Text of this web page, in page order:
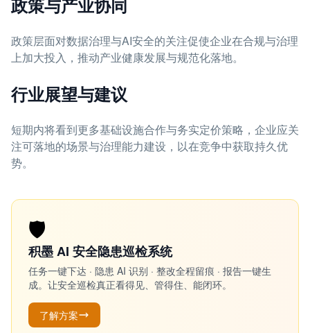
政策与产业协同
政策层面对数据治理与AI安全的关注促使企业在合规与治理
上加大投入，推动产业健康发展与规范化落地。
行业展望与建议
短期内将看到更多基础设施合作与务实定价策略，企业应关
注可落地的场景与治理能力建设，以在竞争中获取持久优
势。
🛡️
积墨 AI 安全隐患巡检系统
任务一键下达 · 隐患 AI 识别 · 整改全程留痕 · 报告一键生
成。让安全巡检真正看得见、管得住、能闭环。
了解方案